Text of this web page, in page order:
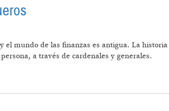
el mundo de las finanzas es antigua. La
a través de cardenales y generales.